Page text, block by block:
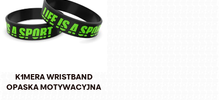
K1MERA WRISTBAND
OPASKA MOTYWACYJNA